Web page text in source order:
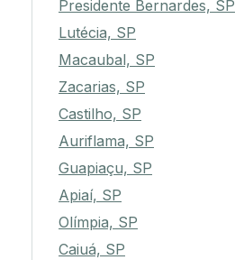
Presidente Bernardes, SP
Lutécia, SP
Macaubal, SP
Zacarias, SP
Castilho, SP
Auriflama, SP
Guapiaçu, SP
Apiaí, SP
Olímpia, SP
Caiuá, SP